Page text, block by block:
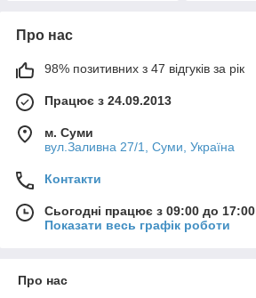
Про нас
98% позитивних з 47 відгуків за рік
Працює з 24.09.2013
м. Суми
вул.Заливна 27/1, Суми, Україна
Контакти
Сьогодні працює з 09:00 до 17:00
Показати весь графік роботи
Про нас